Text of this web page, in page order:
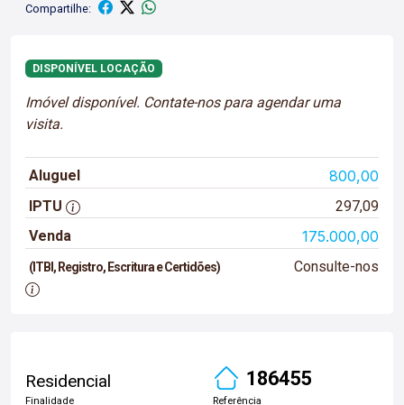
Compartilhe:
DISPONÍVEL LOCAÇÃO
Imóvel disponível. Contate-nos para agendar uma
visita.
Aluguel 800,00
IPTU
297,09
Venda
175.000,00
(ITBI, Registro, Escritura e Certidões) Consulte-nos
Residencial
Finalidade
186455
Referência